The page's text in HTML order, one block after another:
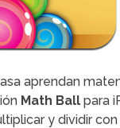
aprendan
Math Ball para
y dividir